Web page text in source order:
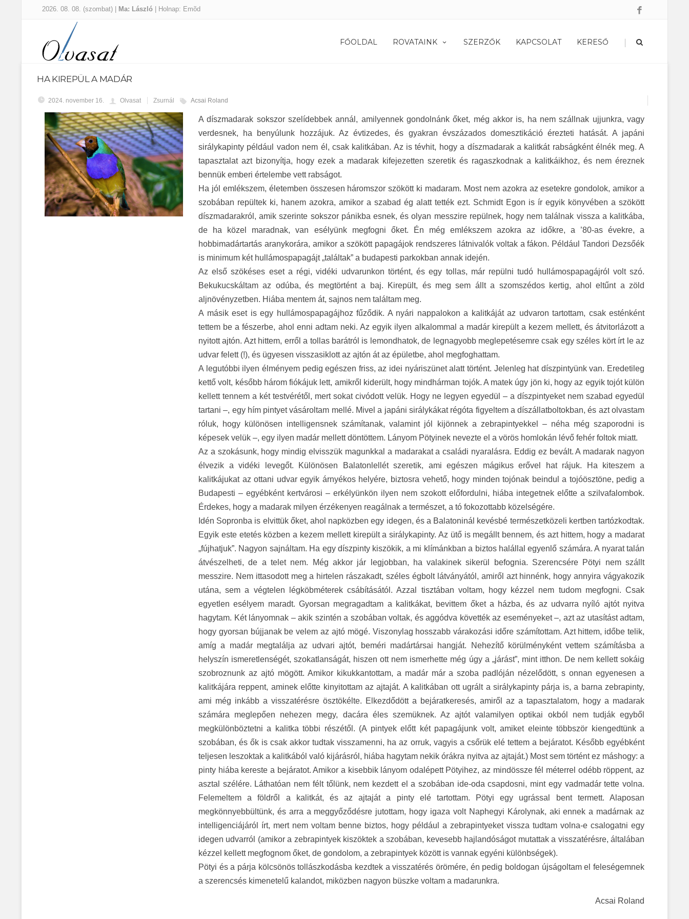
2026. 08. 08. (szombat) | Ma: László | Holnap: Emõd
FŐOLDAL ROVATAINK SZERZŐK KAPCSOLAT KERESŐ |
HA KIREPÜL A MADÁR
2024. november 16. Olvasat Zsurnál Acsai Roland
A díszmadarak sokszor szelídebbek annál, amilyennek gondolnánk őket, még akkor is, ha nem szállnak ujjunkra, vagy
verdesnek, ha benyúlunk hozzájuk. Az évtizedes, és gyakran évszázados domesztikáció érezteti hatását. A japáni
sirálykapinty például vadon nem él, csak kalitkában. Az is tévhit, hogy a díszmadarak a kalitkát rabságként élnék meg. A
tapasztalat azt bizonyítja, hogy ezek a madarak kifejezetten szeretik és ragaszkodnak a kalitkáikhoz, és nem éreznek
bennük emberi értelembe vett rabságot.
Ha jól emlékszem, életemben összesen háromszor szökött ki madaram. Most nem azokra az esetekre gondolok, amikor a
szobában repültek ki, hanem azokra, amikor a szabad ég alatt tették ezt. Schmidt Egon is ír egyik könyvében a szökött
díszmadarakról, amik szerinte sokszor pánikba esnek, és olyan messzire repülnek, hogy nem találnak vissza a kalitkába,
de ha közel maradnak, van esélyünk megfogni őket. Én még emlékszem azokra az időkre, a ’80-as évekre, a
hobbimadártartás aranykorára, amikor a szökött papagájok rendszeres látnivalók voltak a fákon. Például Tandori Dezsőék
is minimum két hullámospapagájt „találtak” a budapesti parkokban annak idején.
Az első szökéses eset a régi, vidéki udvarunkon történt, és egy tollas, már repülni tudó hullámospapagájról volt szó.
Bekukucskáltam az odúba, és megtörtént a baj. Kirepült, és meg sem állt a szomszédos kertig, ahol eltűnt a zöld
aljnövényzetben. Hiába mentem át, sajnos nem találtam meg.
A másik eset is egy hullámospapagájhoz fűződik. A nyári nappalokon a kalitkáját az udvaron tartottam, csak esténként
tettem be a fészerbe, ahol enni adtam neki. Az egyik ilyen alkalommal a madár kirepült a kezem mellett, és átvitorlázott a
nyitott ajtón. Azt hittem, erről a tollas barátról is lemondhatok, de legnagyobb meglepetésemre csak egy széles kört írt le az
udvar felett (!), és ügyesen visszasiklott az ajtón át az épületbe, ahol megfoghattam.
A legutóbbi ilyen élményem pedig egészen friss, az idei nyáriszünet alatt történt. Jelenleg hat díszpintyünk van. Eredetileg
kettő volt, később három fiókájuk lett, amikről kiderült, hogy mindhárman tojók. A matek úgy jön ki, hogy az egyik tojót külön
kellett tennem a két testvérétől, mert sokat civódott velük. Hogy ne legyen egyedül ‒ a díszpintyeket nem szabad egyedül
tartani ‒, egy hím pintyet vásároltam mellé. Mivel a japáni sirálykákat régóta figyeltem a díszállatboltokban, és azt olvastam
róluk, hogy különösen intelligensnek számítanak, valamint jól kijönnek a zebrapintyekkel ‒ néha még szaporodni is
képesek velük ‒, egy ilyen madár mellett döntöttem. Lányom Pötyinek nevezte el a vörös homlokán lévő fehér foltok miatt.
Az a szokásunk, hogy mindig elvisszük magunkkal a madarakat a családi nyaralásra. Eddig ez bevált. A madarak nagyon
élvezik a vidéki levegőt. Különösen Balatonlellét szeretik, ami egészen mágikus erővel hat rájuk. Ha kiteszem a
kalitkájukat az ottani udvar egyik árnyékos helyére, biztosra vehető, hogy minden tojónak beindul a tojóösztöne, pedig a
Budapesti ‒ egyébként kertvárosi ‒ erkélyünkön ilyen nem szokott előfordulni, hiába integetnek előtte a szilvafalombok.
Érdekes, hogy a madarak milyen érzékenyen reagálnak a természet, a tó fokozottabb közelségére.
Idén Sopronba is elvittük őket, ahol napközben egy idegen, és a Balatoninál kevésbé természetközeli kertben tartózkodtak.
Egyik este etetés közben a kezem mellett kirepült a sirálykapinty. Az ütő is megállt bennem, és azt hittem, hogy a madarat
„fújhatjuk”. Nagyon sajnáltam. Ha egy díszpinty kiszökik, a mi klímánkban a biztos halállal egyenlő számára. A nyarat talán
átvészelheti, de a telet nem. Még akkor jár legjobban, ha valakinek sikerül befognia. Szerencsére Pötyi nem szállt
messzire. Nem ittasodott meg a hirtelen rászakadt, széles égbolt látványától, amiről azt hinnénk, hogy annyira vágyakozik
utána, sem a végtelen légköbméterek csábításától. Azzal tisztában voltam, hogy kézzel nem tudom megfogni. Csak
egyetlen esélyem maradt. Gyorsan megragadtam a kalitkákat, bevittem őket a házba, és az udvarra nyíló ajtót nyitva
hagytam. Két lányomnak ‒ akik szintén a szobában voltak, és aggódva követték az eseményeket ‒, azt az utasítást adtam,
hogy gyorsan bújjanak be velem az ajtó mögé. Viszonylag hosszabb várakozási időre számítottam. Azt hittem, időbe telik,
amíg a madár megtalálja az udvari ajtót, beméri madártársai hangját. Nehezítő körülményként vettem számításba a
helyszín ismeretlenségét, szokatlanságát, hiszen ott nem ismerhette még úgy a „járást”, mint itthon. De nem kellett sokáig
szobroznunk az ajtó mögött. Amikor kikukkantottam, a madár már a szoba padlóján nézelődött, s onnan egyenesen a
kalitkájára reppent, aminek előtte kinyitottam az ajtaját. A kalitkában ott ugrált a sirálykapinty párja is, a barna zebrapinty,
ami még inkább a visszatérésre ösztökélte. Elkezdődött a bejáratkeresés, amiről az a tapasztalatom, hogy a madarak
számára meglepően nehezen megy, dacára éles szemüknek. Az ajtót valamilyen optikai okból nem tudják egyből
megkülönböztetni a kalitka többi részétől. (A pintyek előtt két papagájunk volt, amiket eleinte többször kiengedtünk a
szobában, és ők is csak akkor tudtak visszamenni, ha az orruk, vagyis a csőrük elé tettem a bejáratot. Később egyébként
teljesen leszoktak a kalitkából való kijárásról, hiába hagytam nekik órákra nyitva az ajtaját.) Most sem történt ez máshogy: a
pinty hiába kereste a bejáratot. Amikor a kisebbik lányom odalépett Pötyihez, az mindössze fél méterrel odébb röppent, az
asztal szélére. Láthatóan nem félt tőlünk, nem kezdett el a szobában ide-oda csapdosni, mint egy vadmadár tette volna.
Felemeltem a földről a kalitkát, és az ajtaját a pinty elé tartottam. Pötyi egy ugrással bent termett. Alaposan
megkönnyebbültünk, és arra a meggyőződésre jutottam, hogy igaza volt Naphegyi Károlynak, aki ennek a madárnak az
intelligenciájáról írt, mert nem voltam benne biztos, hogy például a zebrapintyeket vissza tudtam volna-e csalogatni egy
idegen udvarról (amikor a zebrapintyek kiszöktek a szobában, kevesebb hajlandóságot mutattak a visszatérésre, általában
kézzel kellett megfognom őket, de gondolom, a zebrapintyek között is vannak egyéni különbségek).
Pötyi és a párja kölcsönös tollászkodásba kezdtek a visszatérés örömére, én pedig boldogan újságoltam el feleségemnek
a szerencsés kimenetelű kalandot, miközben nagyon büszke voltam a madarunkra.
Acsai Roland